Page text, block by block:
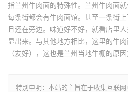
指兰州牛肉面的特殊性。兰州牛肉面就
每条街都会有牛肉面馆。甚至一条街
且还在旁边。味道好不好，就看店里
显出来。与其他地方相比，这里的牛
（友好），这也是兰州当地牛棚的原因
特别申明：本站的主旨在于收集互联